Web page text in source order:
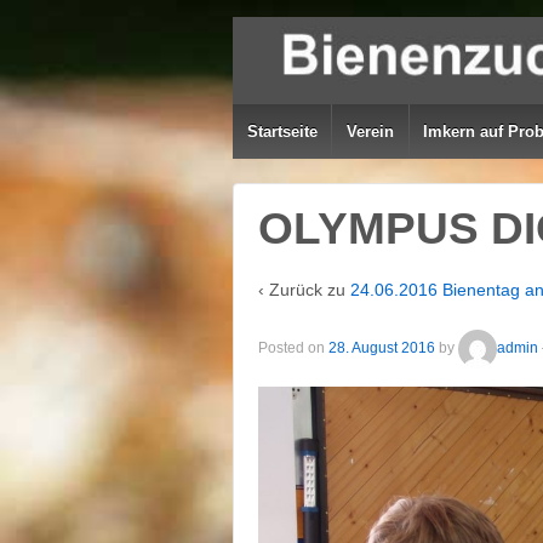
Startseite Verein Imkern auf
OLYMPUS
‹ Zurück zu 24.06.2016 Bienentag
Posted on 28. August 2016 by admin